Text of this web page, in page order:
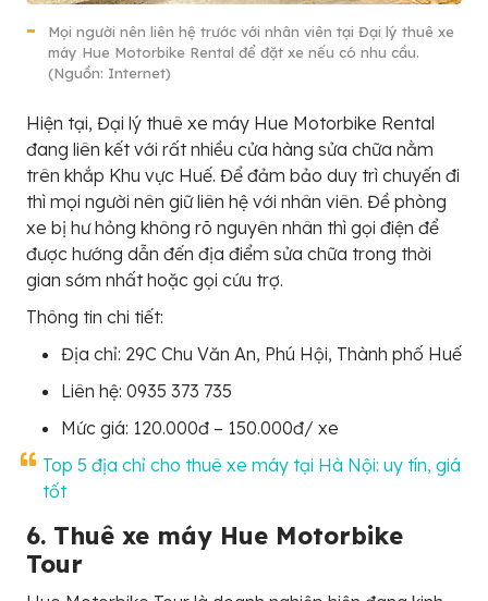
Mọi người nên liên hệ trước với nhân viên tại Đại lý thuê xe
máy Hue Motorbike Rental để đặt xe nếu có nhu cầu.
(Nguồn: Internet)
Hiện tại, Đại lý thuê xe máy Hue Motorbike Rental
đang liên kết với rất nhiều cửa hàng sửa chữa nằm
trên khắp Khu vực Huế. Để đảm bảo duy trì chuyến đi
thì mọi người nên giữ liên hệ với nhân viên. Đề phòng
xe bị hư hỏng không rõ nguyên nhân thì gọi điện để
được hướng dẫn đến địa điểm sửa chữa trong thời
gian sớm nhất hoặc gọi cứu trợ.
Thông tin chi tiết:
Địa chỉ: 29C Chu Văn An, Phú Hội, Thành phố Huế
Liên hệ: 0935 373 735
Mức giá: 120.000đ – 150.000đ/ xe
Top 5 địa chỉ cho thuê xe máy tại Hà Nội: uy tín, giá
tốt
6. Thuê xe máy Hue Motorbike
Tour